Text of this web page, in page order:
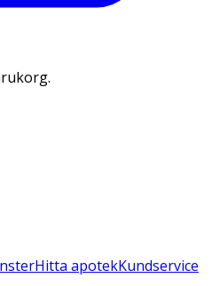
Hitta apotekKundservice